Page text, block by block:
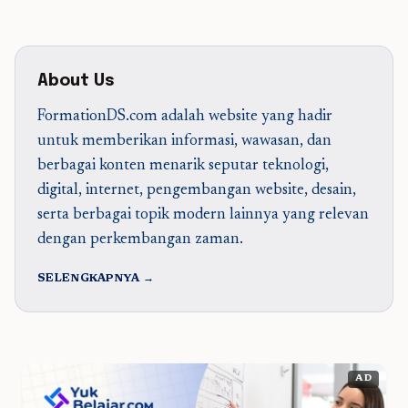
About Us
FormationDS.com adalah website yang hadir
untuk memberikan informasi, wawasan, dan
berbagai konten menarik seputar teknologi,
digital, internet, pengembangan website, desain,
serta berbagai topik modern lainnya yang relevan
dengan perkembangan zaman.
SELENGKAPNYA →
AD